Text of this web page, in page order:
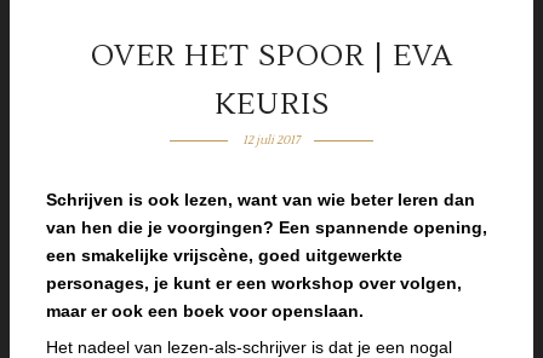
OVER HET SPOOR | EVA
KEURIS
12 juli 2017
Schrijven is ook lezen, want van wie beter leren dan
van hen die je voorgingen? Een spannende opening,
een smakelijke vrijscène, goed uitgewerkte
personages, je kunt er een workshop over volgen,
maar er ook een boek voor openslaan.
Het nadeel van lezen-als-schrijver is dat je een nogal